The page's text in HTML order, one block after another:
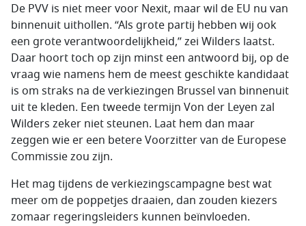
De PVV is niet meer voor Nexit, maar wil de EU nu van
binnenuit uithollen. “Als grote partij hebben wij ook
een grote verantwoordelijkheid,” zei Wilders laatst.
Daar hoort toch op zijn minst een antwoord bij, op de
vraag wie namens hem de meest geschikte kandidaat
is om straks na de verkiezingen Brussel van binnenuit
uit te kleden. Een tweede termijn Von der Leyen zal
Wilders zeker niet steunen. Laat hem dan maar
zeggen wie er een betere Voorzitter van de Europese
Commissie zou zijn.
Het mag tijdens de verkiezingscampagne best wat
meer om de poppetjes draaien, dan zouden kiezers
zomaar regeringsleiders kunnen beïnvloeden.